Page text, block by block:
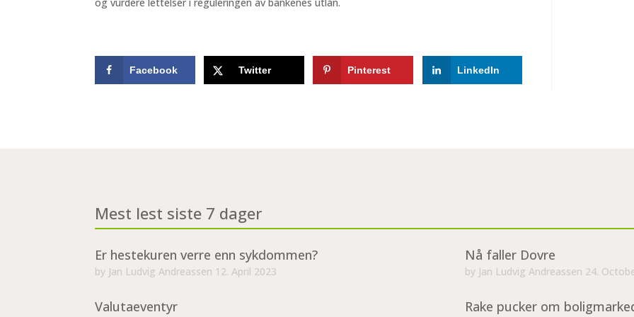
Facebook Twitter Pinterest LinkedIn
Mest lest siste 7 dager
Er hestekuren verre enn sykdommen?
by Jan Ludvig Andreassen 12. April 2023
Nå faller Dovre
by Jan Ludvig Andreassen 24.
Valutaeventyr Rake pucker om